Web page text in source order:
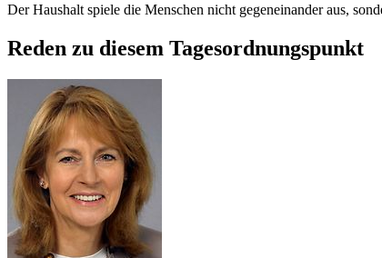
Der Haushalt spiele die Menschen nicht gegeneinander aus,
Reden zu diesem Tagesordnungspunkt